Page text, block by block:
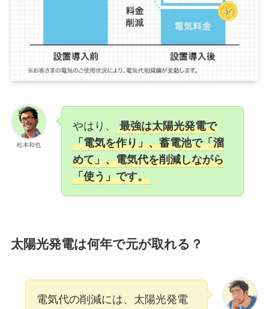
松本和也
やはり、
最強は太陽光発電で
「電気を作り」、蓄電池で「溜
めて」、電気代を削減しながら
「使う」です。
太陽光発電は何年で元が取れる？
電気代の削減には、太陽光発電